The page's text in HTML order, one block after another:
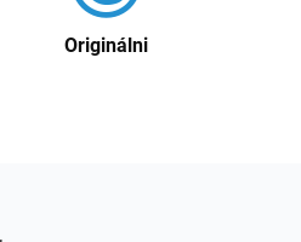
Originálni